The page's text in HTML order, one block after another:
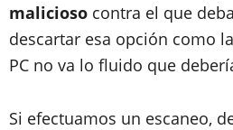
malicioso contra el que
descartar esa opción como
PC no va lo fluido que
Si efectuamos un escaneo,